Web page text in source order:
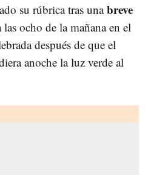
su rúbrica tras unabreve
las ocho de la mañana en el
después de que el
anoche la luz verde al